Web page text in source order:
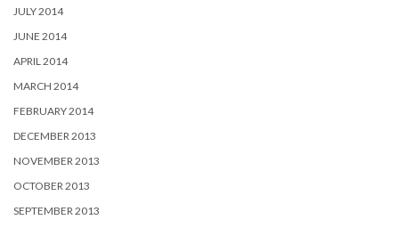
JULY 2014
JUNE 2014
APRIL 2014
MARCH 2014
FEBRUARY 2014
DECEMBER 2013
NOVEMBER 2013
OCTOBER 2013
SEPTEMBER 2013